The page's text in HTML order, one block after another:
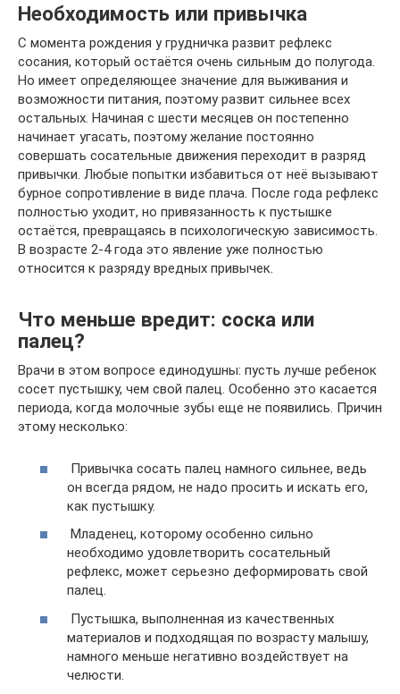
Необходимость или привычка
С момента рождения у грудничка развит рефлекс
сосания, который остаётся очень сильным до полугода.
Но имеет определяющее значение для выживания и
возможности питания, поэтому развит сильнее всех
остальных. Начиная с шести месяцев он постепенно
начинает угасать, поэтому желание постоянно
совершать сосательные движения переходит в разряд
привычки. Любые попытки избавиться от неё вызывают
бурное сопротивление в виде плача. После года рефлекс
полностью уходит, но привязанность к пустышке
остаётся, превращаясь в психологическую зависимость.
В возрасте 2-4 года это явление уже полностью
относится к разряду вредных привычек.
Что меньше вредит: соска или
палец?
Врачи в этом вопросе единодушны: пусть лучше ребенок
сосет пустышку, чем свой палец. Особенно это касается
периода, когда молочные зубы еще не появились. Причин
этому несколько:
Привычка сосать палец намного сильнее, ведь
он всегда рядом, не надо просить и искать его,
как пустышку.
Младенец, которому особенно сильно
необходимо удовлетворить сосательный
рефлекс, может серьезно деформировать свой
палец.
Пустышка, выполненная из качественных
материалов и подходящая по возрасту малышу,
намного меньше негативно воздействует на
челюсти.